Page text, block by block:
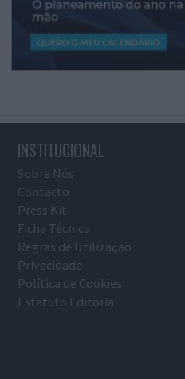
INSTITUCIONAL
Sobre Nós
Contacto
Press Kit
Ficha Técnica
Regras de Utilização
Privacidade
Política de Cookies
Estatuto Editorial